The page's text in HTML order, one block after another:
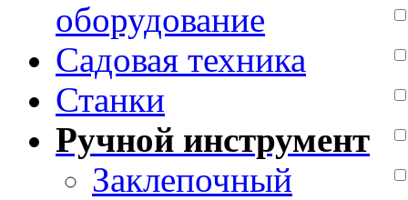
оборудование
Садовая техника
Станки
Ручной инструмент
Заклепочный